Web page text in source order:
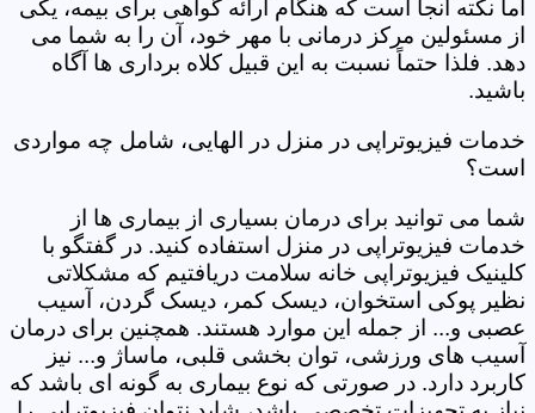
اما نکته آنجا است که هنگام ارائه گواهی برای بیمه، یکی
از مسئولین مرکز درمانی با مهر خود، آن را به شما می
دهد. فلذا حتماً نسبت به این قبیل کلاه برداری ها آگاه
باشید.
خدمات فیزیوتراپی در منزل در الهایی، شامل چه مواردی
است؟
شما می توانید برای درمان بسیاری از بیماری ها از
خدمات فیزیوتراپی در منزل استفاده کنید. در گفتگو با
کلینیک فیزیوتراپی خانه سلامت دریافتیم که مشکلاتی
نظیر پوکی استخوان، دیسک کمر، دیسک گردن، آسیب
عصبی و... از جمله این موارد هستند. همچنین برای درمان
آسیب های ورزشی، توان بخشی قلبی، ماساژ و... نیز
کاربرد دارد. در صورتی که نوع بیماری به گونه ای باشد که